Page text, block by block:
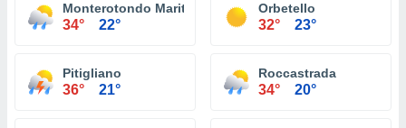
Monterotondo Marittimo
34° 22°
Orbetello
32° 23°
Pitigliano
36° 21°
Roccastrada
34° 20°